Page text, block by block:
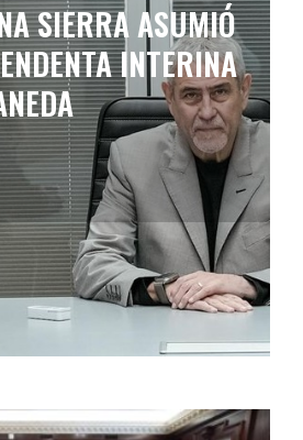
VOUCHERS DEL
TU VIAJE DE
SOLIDARIO EN